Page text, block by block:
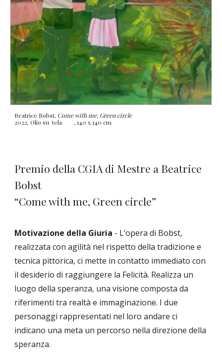
Beatrice Bobst, Come with me, Green circle
2022, Olio su tela
, 140 x 140 cm
Premio della CGIA di Mestre a Beatrice
Bobst
“Come with me, Green circle”
Motivazione della Giuria - L’opera di Bobst,
realizzata con agilità nel rispetto della tradizione e
tecnica pittorica, ci mette in contatto immediato con
il desiderio di raggiungere la Felicità. Realizza un
luogo della speranza, una visione composta da
riferimenti tra realtà e immaginazione. I due
personaggi rappresentati nel loro andare ci
indicano una meta un percorso nella direzione della
speranza.